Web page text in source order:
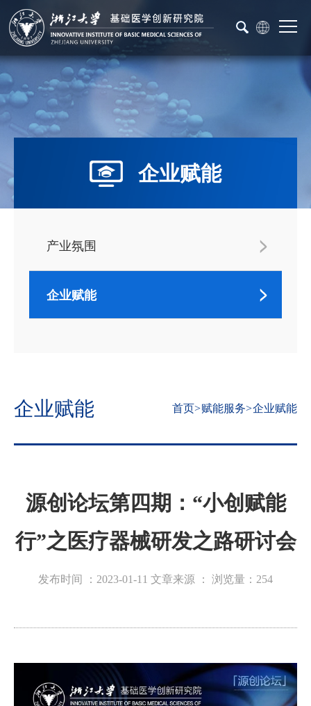
企业赋能
产业氛围
企业赋能
企业赋能 首页>赋能服务>企业赋能
源创论坛第四期：“小创赋能
行”之医疗器械研发之路研讨会
发布时间 ：2023-01-11 文章来源 ： 浏览量： 254